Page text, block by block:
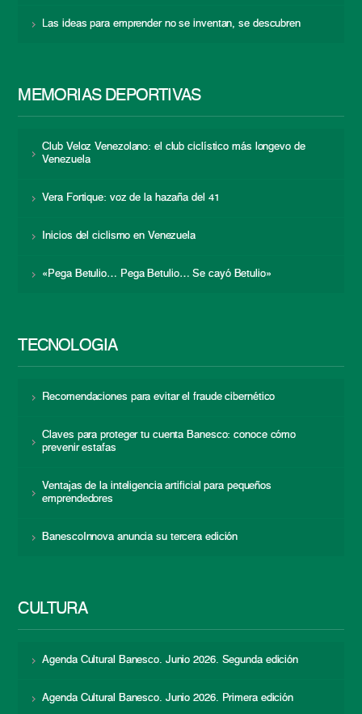
Las ideas para emprender no se inventan, se descubren
MEMORIAS DEPORTIVAS
Club Veloz Venezolano: el club ciclístico más longevo de
Venezuela
Vera Fortique: voz de la hazaña del 41
Inicios del ciclismo en Venezuela
«Pega Betulio… Pega Betulio… Se cayó Betulio»
TECNOLOGÍA
Recomendaciones para evitar el fraude cibernético
Claves para proteger tu cuenta Banesco: conoce cómo
prevenir estafas
Ventajas de la inteligencia artificial para pequeños
emprendedores
BanescoInnova anuncia su tercera edición
CULTURA
Agenda Cultural Banesco. Junio 2026. Segunda edición
Agenda Cultural Banesco. Junio 2026. Primera edición